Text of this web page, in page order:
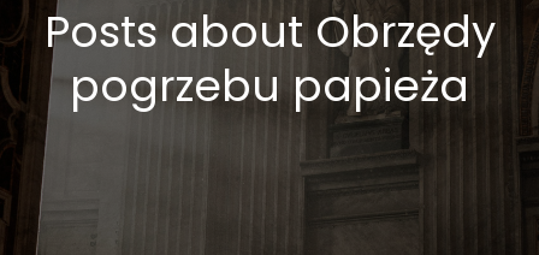
Posts about Obrzędy
pogrzebu papieża